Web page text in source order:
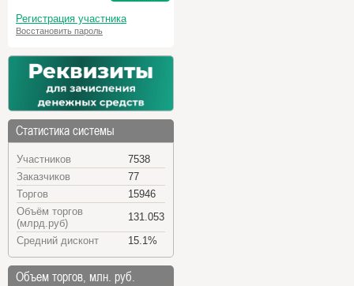
Регистрация участника
Восстановить пароль
Статистика системы
Участников
7538
Заказчиков
77
Торгов
15946
Объём торгов
(млрд.руб)
131.053
Средний дисконт
15.1%
Объем торгов, млн. руб.